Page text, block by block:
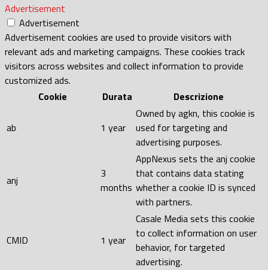
Advertisement
Advertisement
Advertisement cookies are used to provide visitors with
relevant ads and marketing campaigns. These cookies track
visitors across websites and collect information to provide
customized ads.
Cookie
Durata Descrizione
ab 1 year
Owned by agkn, this cookie is
used for targeting and
advertising purposes.
anj
3
months
AppNexus sets the anj cookie
that contains data stating
whether a cookie ID is synced
with partners.
CMID 1 year
Casale Media sets this cookie
to collect information on user
behavior, for targeted
advertising.